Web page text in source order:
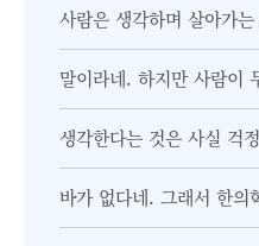
사람은 생각하며 살아가
말이라네. 하지만 사람이
생각한다는 것은 사실 걱
바가 없다네. 그래서 한